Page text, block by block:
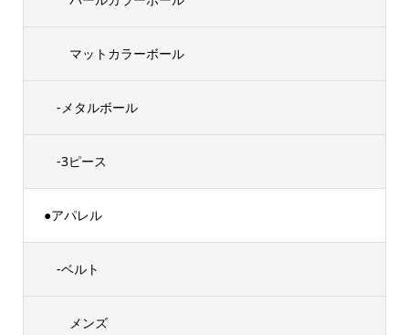
マットカラーボール
-メタルボール
-3ピース
●アパレル
-ベルト
メンズ